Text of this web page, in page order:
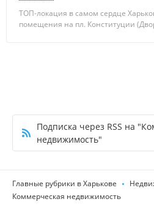
ТОП-локация в самом сердце
помещения на пл. Конституции
Подписка через RSS на
недвижимость"
Главные рубрики в Харькове
Коммерческая недвижимость